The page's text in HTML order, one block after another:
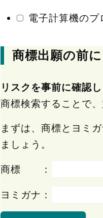
電子計算機の
商標出願の前
リスクを事前に確認
商標検索することで
まずは、商標とヨミ
ましょう。
商標 ：
ヨミガナ：